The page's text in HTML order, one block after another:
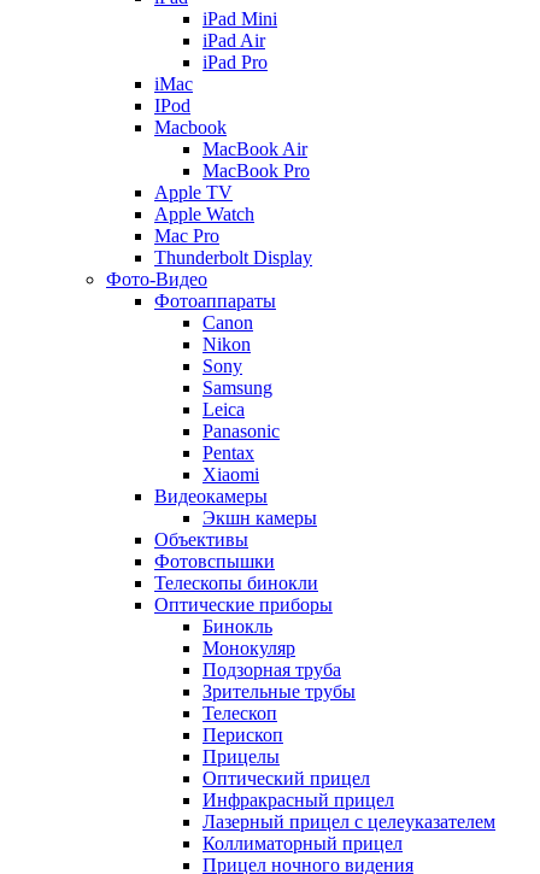
iPad Mini
iPad Air
iPad Pro
iMac
IPod
Macbook
MacBook Air
MacBook Pro
Apple TV
Apple Watch
Mac Pro
Thunderbolt Display
Фото-Видео
Фотоаппараты
Canon
Nikon
Sony
Samsung
Leica
Panasonic
Pentax
Xiaomi
Видеокамеры
Экшн камеры
Объективы
Фотовспышки
Телескопы бинокли
Оптические приборы
Бинокль
Монокуляр
Подзорная труба
Зрительные трубы
Телескоп
Перископ
Прицелы
Оптический прицел
Инфракрасный прицел
Лазерный прицел с целеуказателем
Коллиматорный прицел
Прицел ночного видения